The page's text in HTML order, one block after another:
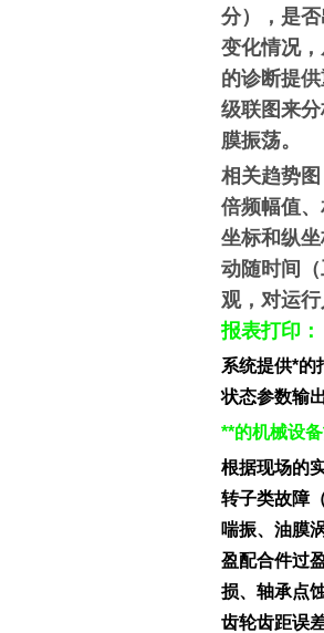
分），是
变化情况
的诊断提
级联图来
膜振荡。
相关趋势
倍频幅值
坐标和纵
动随时间
观，对运
报表打印：
系统提供*的
状态参数输
**的机械设
根据现场的
转子类故障
喘振、油膜
盈配合件过
损、轴承点
齿轮齿距误